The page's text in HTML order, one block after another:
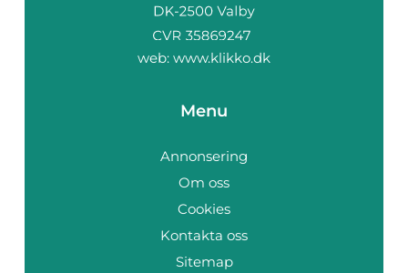
web: www.klikko.dk
Menu
Annonsering
Om oss
Cookies
Kontakta oss
Sitemap